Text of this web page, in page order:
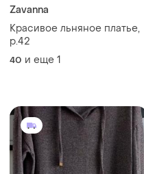
Zavanna
Красивое льняное платье,
р.42
40 и еще 1